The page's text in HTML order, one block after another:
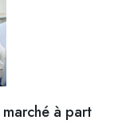
à part